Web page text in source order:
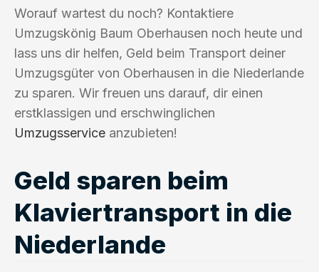
Worauf wartest du noch? Kontaktiere
Umzugskönig Baum Oberhausen noch heute und
lass uns dir helfen, Geld beim Transport deiner
Umzugsgüter von Oberhausen in die Niederlande
zu sparen. Wir freuen uns darauf, dir einen
erstklassigen und erschwinglichen
Umzugsservice anzubieten!
Geld sparen beim
Klaviertransport in die
Niederlande